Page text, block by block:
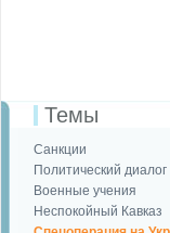
Темы
Санкции
Политический диалог
Военные учения
Неспокойный Кавказ